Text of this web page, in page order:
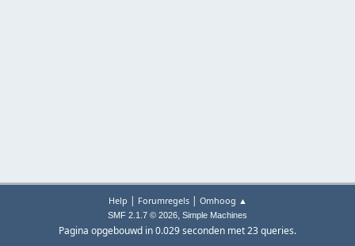
Help | Forumregels| Omhoog ▲
SMF 2.1.7 © 2026, Simple Machines
Pagina opgebouwd in 0.029 seconden met 23 queries.